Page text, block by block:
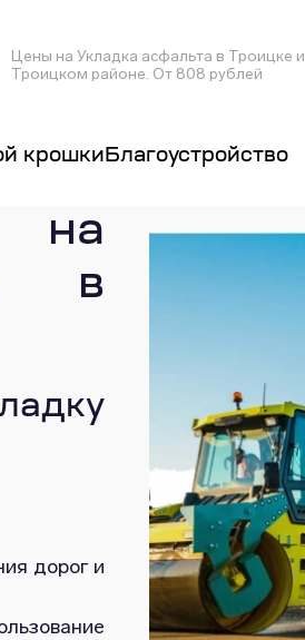
Цены на Укладка асфальта в Троицке и
Троицком районе. От 808 рублей
крошки Благоустройство
на
в
дорог и